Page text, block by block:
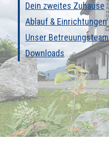
Dein zweites Zuhause
Ablauf & Einrichtungen
Unser Betreuungsteam
Downloads